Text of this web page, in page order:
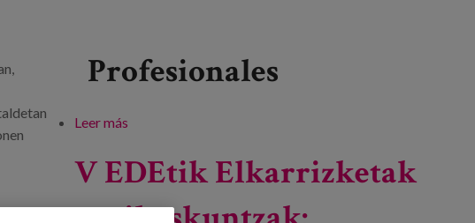
Profesionales
Leer más
V EDEtik Elkarrizketak